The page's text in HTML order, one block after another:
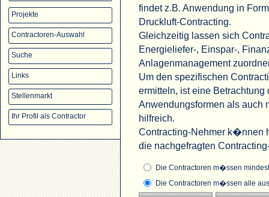
Projekte
Contractoren-Auswahl
Suche
Links
Stellenmarkt
Ihr Profil als Contractor
findet z.B. Anwendung in
Druckluft-Contracting.
Gleichzeitig lassen sich
Energieliefer-, Einspar-,
Anlagenmanagement
Um den spezifischen
ermitteln, ist eine
Anwendungsformen als auch
hilfreich.
Contracting-Nehmer k�nnen
die nachgefragten
Die Contractoren m�ssen
Die Contractoren m�ssen alle